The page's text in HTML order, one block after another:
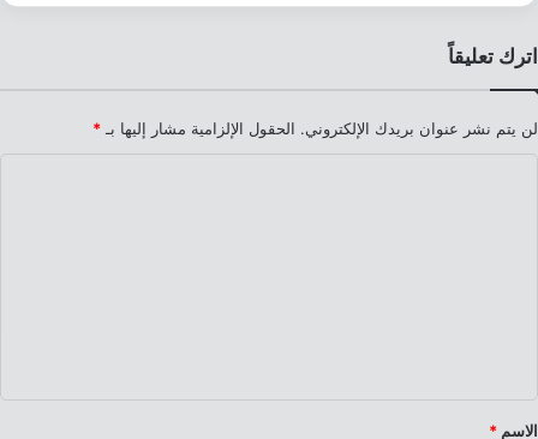
اترك تعليقاً
لن يتم نشر عنوان بريدك الإلكتروني. الحقول الإلزامية مشار إليها بـ *
*
الاسم *